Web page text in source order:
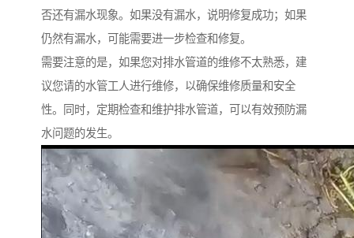
否还有漏水现象。如果没有漏水，说明修复成功；如果
仍然有漏水，可能需要进一步检查和修复。
需要注意的是，如果您对排水管道的维修不太熟悉，建
议您请的水管工人进行维修，以确保维修质量和安全
性。同时，定期检查和维护排水管道，可以有效预防漏
水问题的发生。